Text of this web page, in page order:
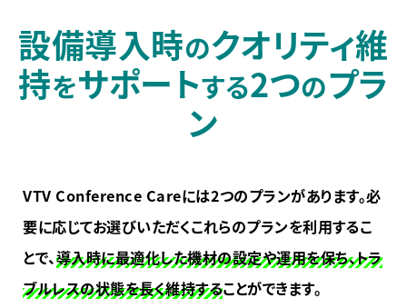
設備導入時のクオリティ維
持をサポートする2つのプラ
ン
VTV Conference Careには2つのプランがあります。必
要に応じてお選びいただくこれらのプランを利用するこ
とで、導入時に最適化した機材の設定や運用を保ち、トラ
ブルレスの状態を長く維持することができます。